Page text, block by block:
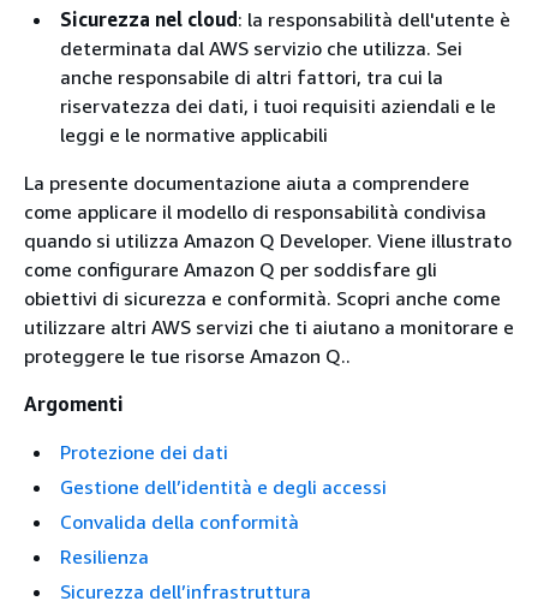
Sicurezza nel cloud : la responsabilità dell'utente è
determinata dal AWS servizio che utilizza. Sei
anche responsabile di altri fattori, tra cui la
riservatezza dei dati, i tuoi requisiti aziendali e le
leggi e le normative applicabili
La presente documentazione aiuta a comprendere
come applicare il modello di responsabilità condivisa
quando si utilizza Amazon Q Developer. Viene illustrato
come configurare Amazon Q per soddisfare gli
obiettivi di sicurezza e conformità. Scopri anche come
utilizzare altri AWS servizi che ti aiutano a monitorare e
proteggere le tue risorse Amazon Q..
Argomenti
Protezione dei dati
Gestione dell’identità e degli accessi
Convalida della conformità
Resilienza
Sicurezza dell’infrastruttura